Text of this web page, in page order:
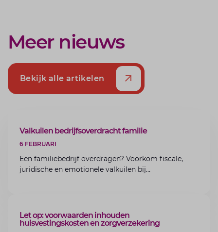
Meer nieuws
Bekijk alle artikelen
ARTIKEL
Valkuilen bedrijfsoverdracht familie
6 FEBRUARI
Een familiebedrijf overdragen? Voorkom fiscale,
juridische en emotionele valkuilen bij
ARTIKEL
Let op: voorwaarden inhouden
huisvestingskosten en zorgverzekering